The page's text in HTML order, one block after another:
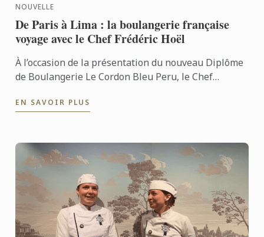
NOUVELLE
De Paris à Lima : la boulangerie française
voyage avec le Chef Frédéric Hoël
À l’occasion de la présentation du nouveau Diplôme
de Boulangerie Le Cordon Bleu Peru, le Chef
savoir-faire de ...
EN SAVOIR PLUS